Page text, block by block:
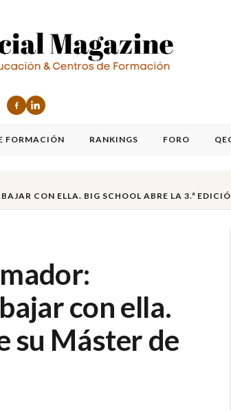
FORMACIÓN RANKINGS FORO
CON ELLA. BIG SCHOOL ABRE LA 3.ª
con ella.
su Máster de